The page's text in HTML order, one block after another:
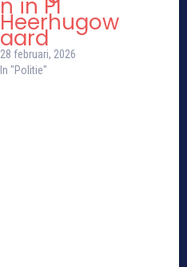
n in PI
Heerhugow
aard
28 februari, 2026
In "Politie"